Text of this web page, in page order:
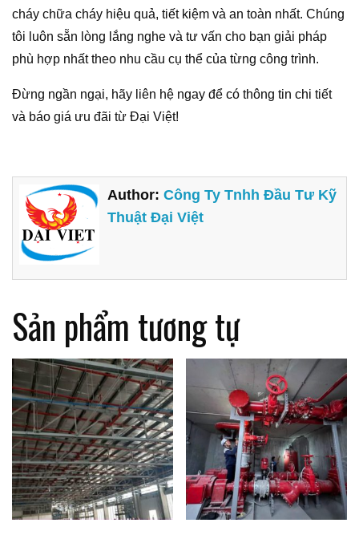
cháy chữa cháy hiệu quả, tiết kiệm và an toàn nhất. Chúng
tôi luôn sẵn lòng lắng nghe và tư vấn cho bạn giải pháp
phù hợp nhất theo nhu cầu cụ thể của từng công trình.
Đừng ngần ngại, hãy liên hệ ngay để có thông tin chi tiết
và báo giá ưu đãi từ Đại Việt!
Author:Công Ty Tnhh Đầu Tư Kỹ
Thuật Đại Việt
Sản phẩm tương tự